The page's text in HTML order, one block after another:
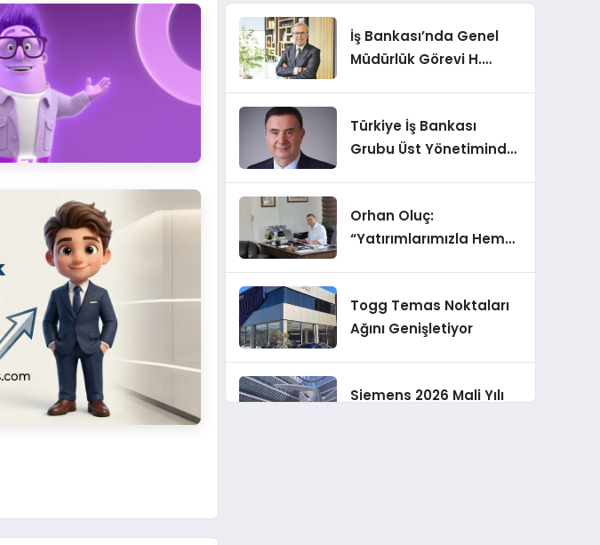
İş Bankası’nda Genel
Müdürlük Görevi H.
Türkiye İş Bankası
Grubu Üst Yönetiminde
Orhan Oluç:
“Yatırımlarımızla Hem
Geliştirmeyi
Hedefliyoruz”
Togg Temas Noktaları
Ağını Genişletiyor
Siemens 2026 Mali Yılı